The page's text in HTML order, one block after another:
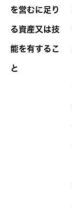
を営むに足り
る資産又は技
能を有するこ
と